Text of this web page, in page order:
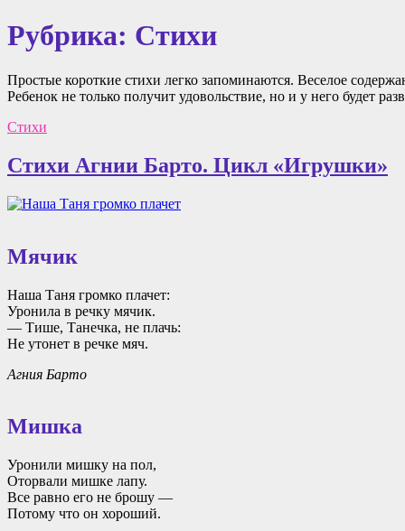
Рубрика: Стихи
Простые короткие стихи легко запоминаются. Веселое
Ребенок не только получит удовольствие, но и у него будет
Стихи
Стихи Агнии Барто. Цикл «Игрушки»
Мячик
Наша Таня громко плачет:
Уронила в речку мячик.
— Тише, Танечка, не плачь:
Не утонет в речке мяч.
Агния Барто
Мишка
Уронили мишку на пол,
Оторвали мишке лапу.
Все равно его не брошу —
Потому что он хороший.